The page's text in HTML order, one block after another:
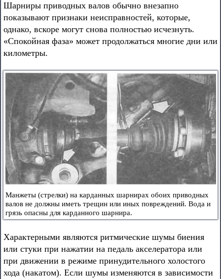
Шарниры приводных валов обычно внезапно
показывают признаки неисправностей, которые,
однако, вскоре могут снова полностью исчезнуть.
«Спокойная фаза» может продолжаться многие дни или
километры.
Манжеты (стрелки) на карданных шарнирах обоих приводных
валов не должны иметь трещин или иных повреждений. Вода и
грязь опасны для карданного шарнира.
Характерными являются ритмические шумы биения
или стуки при нажатии на педаль акселератора или
при движении в режиме принудительного холостого
хода (накатом). Если шумы изменяются в зависимости